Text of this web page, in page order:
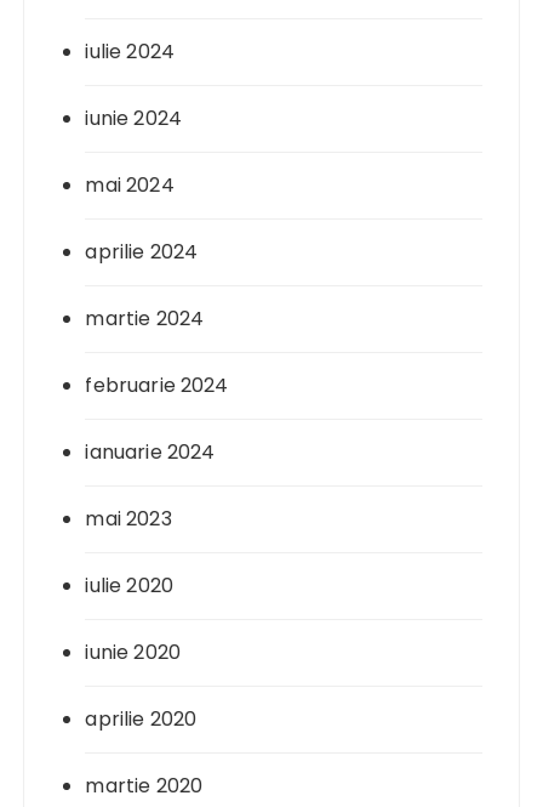
iulie 2024
iunie 2024
mai 2024
aprilie 2024
martie 2024
februarie 2024
ianuarie 2024
mai 2023
iulie 2020
iunie 2020
aprilie 2020
martie 2020